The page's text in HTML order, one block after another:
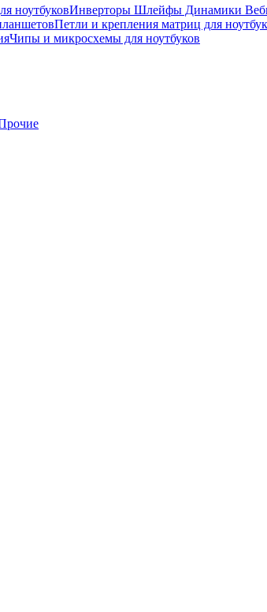
ноутбуковИнверторы Шлейфы Динамики
Петли и крепления матриц для
Чипы и микросхемы для ноутбуков